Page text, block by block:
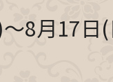
〜8月17